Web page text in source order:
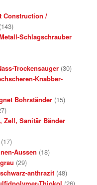
Construction /
(143)
Schlagschrauber
Trockensauger (30)
Knabber-
Bohrständer (15)
Zell, Sanitär Bänder
(17)
Aussen (18)
(29)
anthrazit (48)